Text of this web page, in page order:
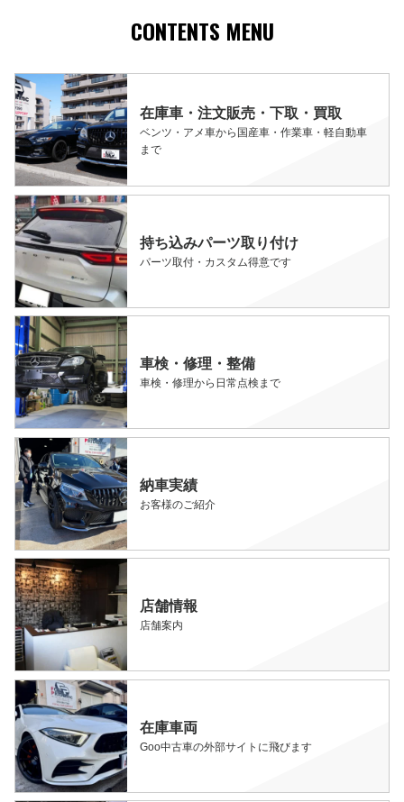
CONTENTS MENU
在庫車・注文販売・下取・買取
ベンツ・アメ車から国産車・作業車・軽自動車
まで
持ち込みパーツ取り付け
パーツ取付・カスタム得意です
車検・修理・整備
車検・修理から日常点検まで
納車実績
お客様のご紹介
店舗情報
店舗案内
在庫車両
Goo中古車の外部サイトに飛びます